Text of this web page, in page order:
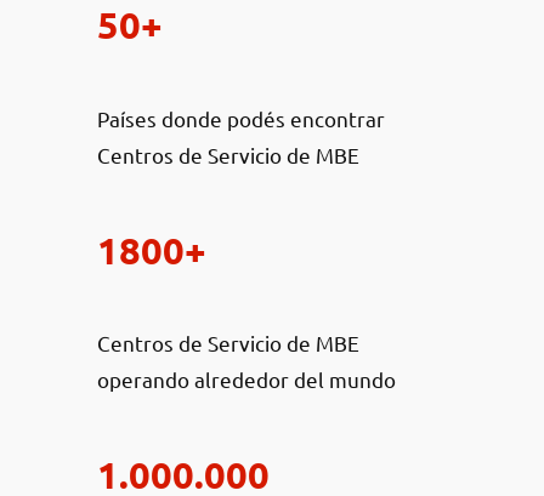
50+
Países donde podés encontrar
Centros de Servicio de MBE
1800+
Centros de Servicio de MBE
operando alrededor del mundo
1.000.000